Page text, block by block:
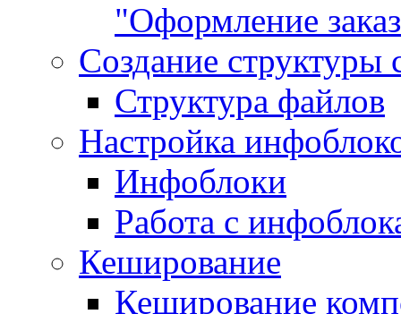
"Оформление
Создание структуры
Структура файлов
Настройка
Инфоблоки
Работа с
Кеширование
Кеширование